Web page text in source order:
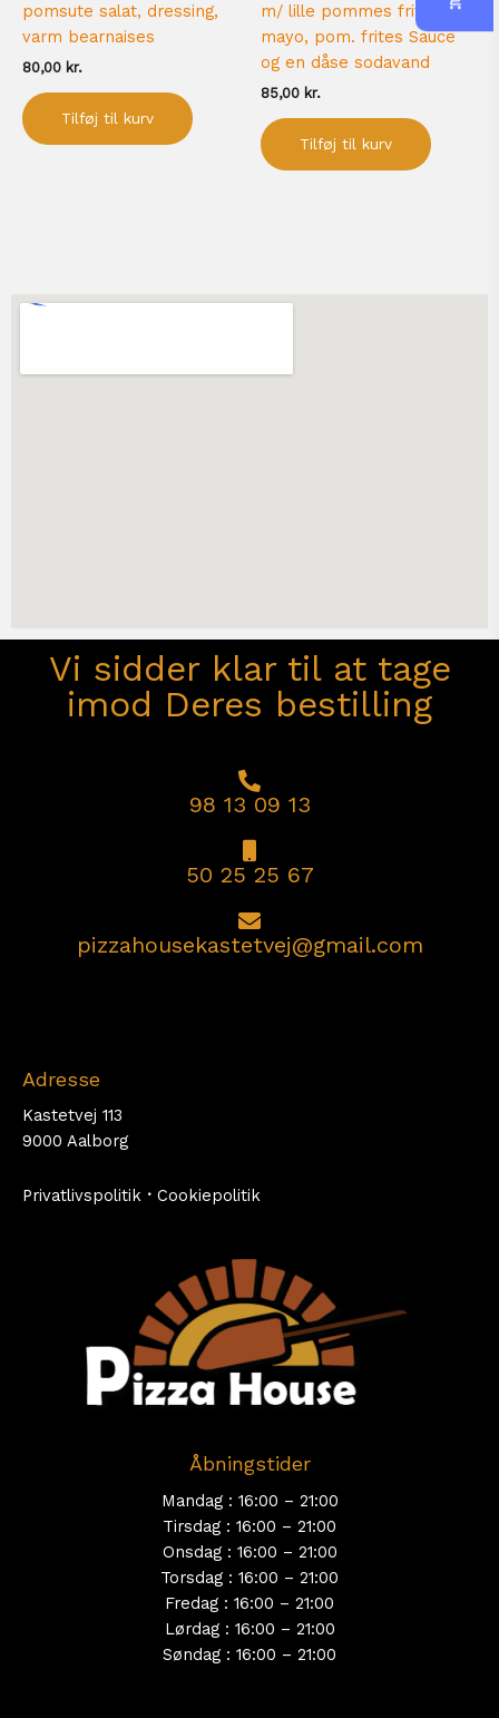
pomsute salat, dressing,
varm bearnaises
80,00 kr.
Tilføj til kurv
m/ lille pommes frites,
mayo, pom. frites Sauce
og en dåse sodavand
85,00 kr.
Tilføj til kurv
Vi sidder klar til at tage
imod Deres bestilling
98 13 09 13
50 25 25 67
pizzahousekastetvej@gmail.com
Adresse
Kastetvej 113
9000 Aalborg
Privatlivspolitik · Cookiepolitik
Åbningstider
Mandag : 16:00 – 21:00
Tirsdag : 16:00 – 21:00
Onsdag : 16:00 – 21:00
Torsdag : 16:00 – 21:00
Fredag : 16:00 – 21:00
Lørdag : 16:00 – 21:00
Søndag : 16:00 – 21:00